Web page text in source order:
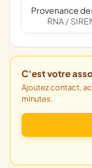
Provenance
RNA /
C'est votre
Ajoutez contact, activités, photos et annonces. Gratuit, en 5
minutes.